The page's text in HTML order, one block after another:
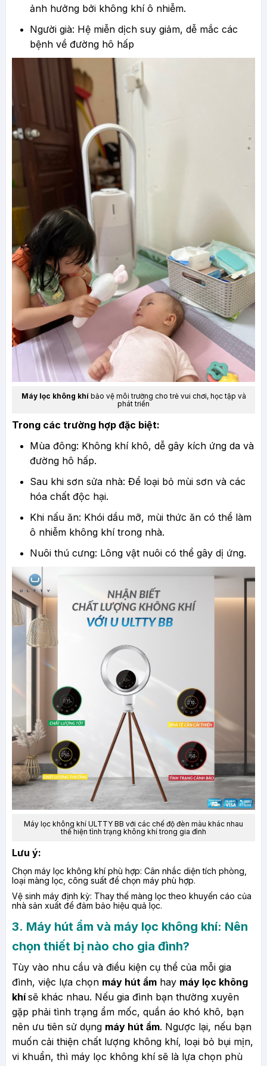
ảnh hưởng bởi không khí ô nhiễm.
Người già: Hệ miễn dịch suy giảm, dễ mắc các
bệnh về đường hô hấp
Máy lọc không khí bảo vệ môi trường cho trẻ vui chơi, học tập và
phát triển
Trong các trường hợp đặc biệt:
Mùa đông: Không khí khô, dễ gây kích ứng da và
đường hô hấp.
Sau khi sơn sửa nhà: Để loại bỏ mùi sơn và các
hóa chất độc hại.
Khi nấu ăn: Khói dầu mỡ, mùi thức ăn có thể làm
ô nhiễm không khí trong nhà.
Nuôi thú cưng: Lông vật nuôi có thể gây dị ứng.
Máy lọc không khí ULTTY BB với các chế độ đèn màu khác nhau
thể hiện tình trạng không khí trong gia đình
Lưu ý:
Chọn máy lọc không khí phù hợp: Cân nhắc diện tích phòng,
loại màng lọc, công suất để chọn máy phù hợp.
Vệ sinh máy định kỳ: Thay thế màng lọc theo khuyến cáo của
nhà sản xuất để đảm bảo hiệu quả lọc.
3. Máy hút ẩm và máy lọc không khí: Nên
chọn thiết bị nào cho gia đình?
Tùy vào nhu cầu và điều kiện cụ thể của mỗi gia
đình, việc lựa chọn máy hút ẩm hay máy lọc không
khísẽ khác nhau. Nếu gia đình bạn thường xuyên
gặp phải tình trạng ẩm mốc, quần áo khó khô, bạn
nên ưu tiên sử dụng máy hút ẩm. Ngược lại, nếu bạn
muốn cải thiện chất lượng không khí, loại bỏ bụi mịn,
vi khuẩn, thì máy lọc không khí sẽ là lựa chọn phù